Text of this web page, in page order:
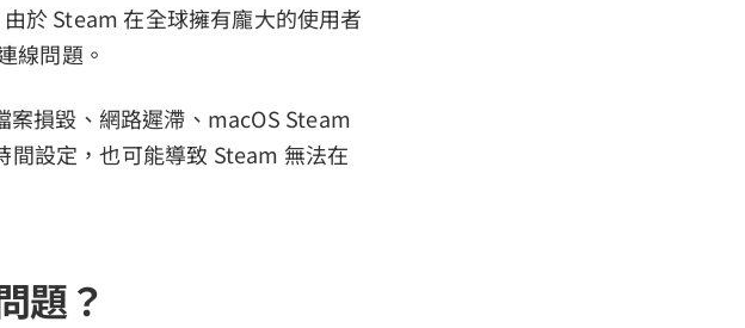
於 Steam 在全球擁有龐大的使用者
線問題。
損毀、網路遲滯、macOS Steam
設定，也可能導致 Steam 無法在
題？